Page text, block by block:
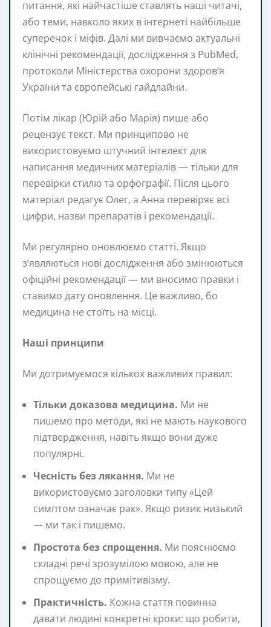
питання, які найчастіше ставлять наші читачі,
або теми, навколо яких в інтернеті найбільше
суперечок і міфів. Далі ми вивчаємо актуальні
клінічні рекомендації, дослідження з PubMed,
протоколи Міністерства охорони здоров’я
України та європейські гайдлайни.
Потім лікар (Юрій або Марія) пише або
рецензує текст. Ми принципово не
використовуємо штучний інтелект для
написання медичних матеріалів — тільки для
перевірки стилю та орфографії. Після цього
матеріал редагує Олег, а Анна перевіряє всі
цифри, назви препаратів і рекомендації.
Ми регулярно оновлюємо статті. Якщо
з’являються нові дослідження або змінюються
офіційні рекомендації — ми вносимо правки і
ставимо дату оновлення. Це важливо, бо
медицина не стоїть на місці.
Наші принципи
Ми дотримуємося кількох важливих правил:
Тільки доказова медицина. Ми не
пишемо про методи, які не мають наукового
підтвердження, навіть якщо вони дуже
популярні.
Чесність без лякання. Ми не
використовуємо заголовки типу «Цей
симптом означає рак». Якщо ризик низький
— ми так і пишемо.
Простота без спрощення. Ми пояснюємо
складні речі зрозумілою мовою, але не
спрощуємо до примітивізму.
Практичність. Кожна стаття повинна
давати людині конкретні кроки: що робити,